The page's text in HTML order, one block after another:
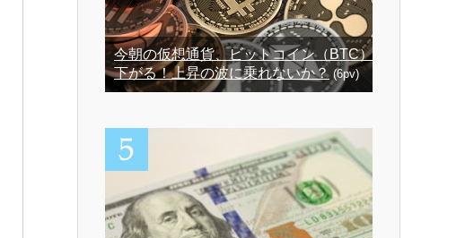
今朝の仮想通貨、ビットコイン（BTC）
下がる！上昇の波に乗れないか？ (6pv)